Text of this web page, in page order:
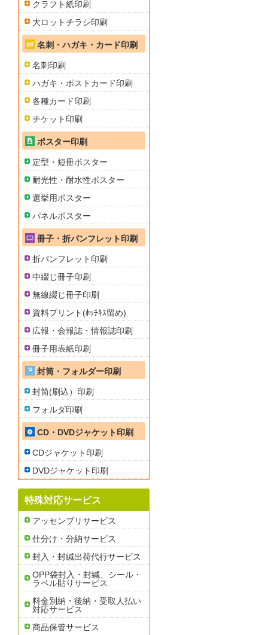
クラフト紙印刷
大ロットチラシ印刷
名刺・ハガキ・カード印刷
名刺印刷
ハガキ・ポストカード印刷
各種カード印刷
チケット印刷
ポスター印刷
定型・短冊ポスター
耐光性・耐水性ポスター
選挙用ポスター
パネルポスター
冊子・折パンフレット印刷
折パンフレット印刷
中綴じ冊子印刷
無線綴じ冊子印刷
資料プリント(ﾎｯﾁｷｽ留め)
広報・会報誌・情報誌印刷
冊子用表紙印刷
封筒・フォルダー印刷
封筒(刷込）印刷
フォルダ印刷
CD・DVDジャケット印刷
CDジャケット印刷
DVDジャケット印刷
特殊対応サービス
アッセンブリサービス
仕分け・分納サービス
封入・封緘出荷代行サービス
OPP袋封入・封緘、シール・
ラベル貼りサービス
料金別納・後納・受取人払い
対応サービス
商品保管サービス